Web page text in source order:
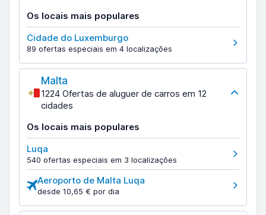
Os locais mais populares
Cidade do Luxemburgo
89 ofertas especiais em 4 localizações
Malta
1224 Ofertas de aluguer de carros em 12
cidades
Os locais mais populares
Luqa
540 ofertas especiais em 3 localizações
Aeroporto de Malta Luqa
desde 10,65 € por dia